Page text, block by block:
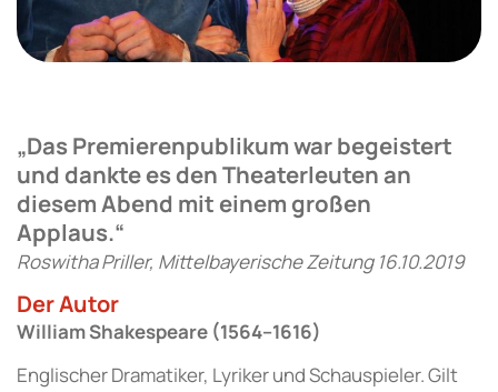
„Das Premierenpublikum war begeistert
und dankte es den Theaterleuten an
diesem Abend mit einem großen
Applaus.“
Roswitha Priller, Mittelbayerische Zeitung 16.10.2019
Der Autor
William Shakespeare (1564–1616)
Englischer Dramatiker, Lyriker und Schauspieler. Gilt